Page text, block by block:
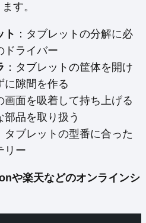
す。
ト ：タブレットの分解に必
ドライバー
：タブレットの筐体を開け
に隙間を作る
画面を吸着して持ち上げる
部品を取り扱う
タブレットの型番に合った
リー
や楽天などのオンラインシ